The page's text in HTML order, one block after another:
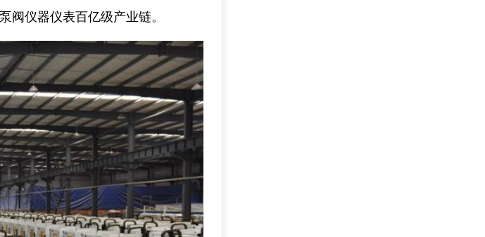
阀仪器仪表百亿级产业链。